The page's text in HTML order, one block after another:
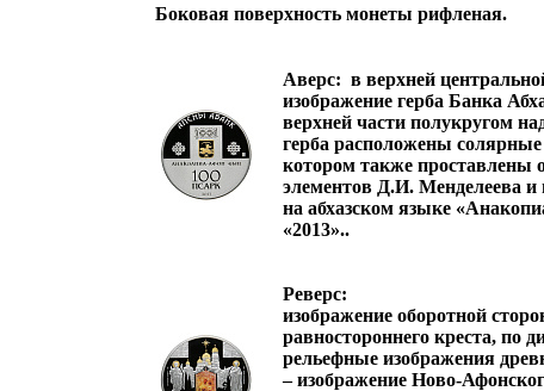
Боковая поверхность монеты рифленая.
Аверс: в верхней
изображение герба Банка
верхней части полукругом
герба расположены
котором также проставлены
элементов Д.И. Менделеева
на абхазском языке
«2013»..
Реверс:
изображение оборотной
равностороннего креста, по
рельефные изображения
– изображение Ново-